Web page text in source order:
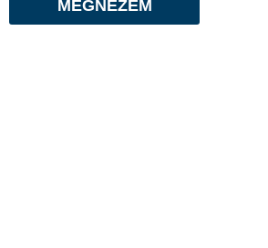
MEGNÉZEM